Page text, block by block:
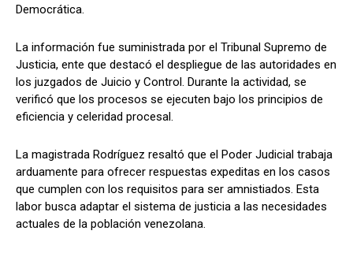
Democrática.
La información fue suministrada por el Tribunal Supremo de
Justicia, ente que destacó el despliegue de las autoridades en
los juzgados de Juicio y Control. Durante la actividad, se
verificó que los procesos se ejecuten bajo los principios de
eficiencia y celeridad procesal.
La magistrada Rodríguez resaltó que el Poder Judicial trabaja
arduamente para ofrecer respuestas expeditas en los casos
que cumplen con los requisitos para ser amnistiados. Esta
labor busca adaptar el sistema de justicia a las necesidades
actuales de la población venezolana.